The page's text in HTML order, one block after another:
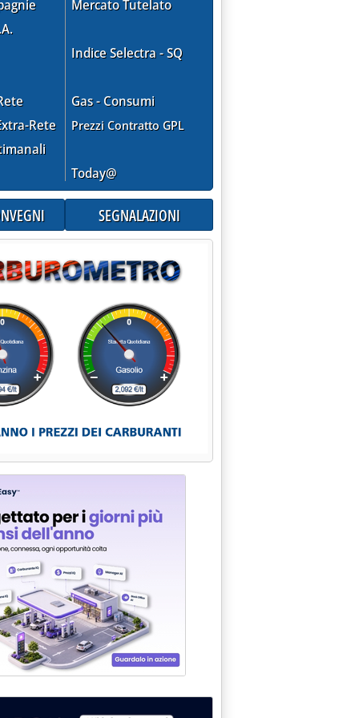
Rete
Mercato Tutelato
Indice Selectra - SQ
Gas - Consumi
Prezzi Contratto GPL
Today@
SEGNALAZIONI